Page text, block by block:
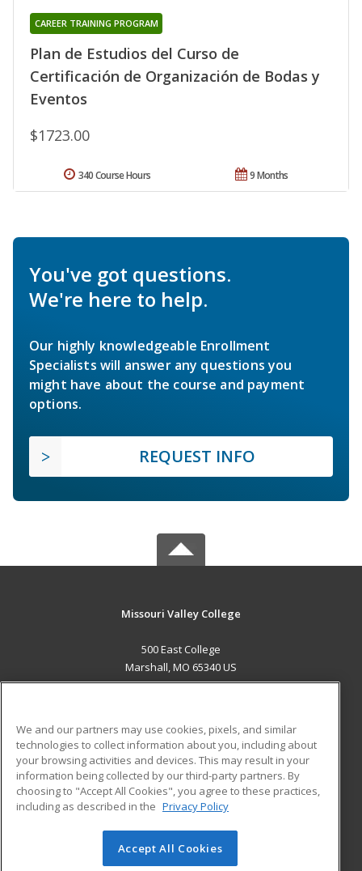
Plan de Estudios del Curso de
Certificación de Organización de Bodas y
Eventos
CAREER TRAINING PROGRAM
$1723.00
9 Months
340 Course Hours
You've got questions.
We're here to help.
Our highly knowledgeable Enrollment
Specialists will answer any questions you
might have about the course and payment
options.
REQUEST INFO
Missouri Valley College
500 East College
Marshall, MO 65340 US
ADDITIONAL RESOURCES
Military
Financial Assistance
Help
Student Blog
© 2026 ed2go, a division of Cengage Learning. All rights
We and our partners may use cookies, pixels, and similar
technologies to collect information about you, including about
your browsing activities and devices. This may result in your
information being collected by our third-party partners. By
choosing to "Accept All Cookies", you agree to these practices,
including as described in the Privacy Policy
Accept All Cookies